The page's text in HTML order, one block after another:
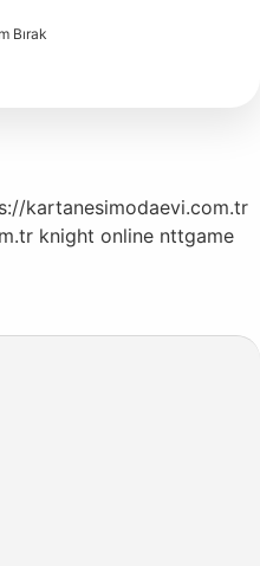
Bırak
kartanesimodaevi.com.tr
knight online nttgame